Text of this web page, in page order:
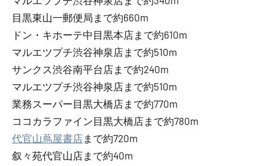
目黒東山一郵便局まで約660m
ドン・キホーテ中目黒本店まで約610m
マルエツプチ渋谷神泉店まで約510m
サンクス渋谷南平台店まで約240m
マルエツプチ渋谷神泉店まで約510m
業務スーパー目黒大橋店まで約770m
ココカラファイン目黒大橋店まで約780m
代官山蔦屋書店まで約720m
叙々苑代官山店まで約40m